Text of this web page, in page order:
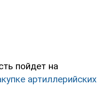
пойдет на
артиллерийских